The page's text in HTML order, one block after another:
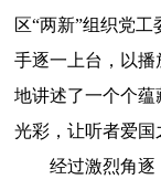
区“两新”组织党
手逐一上台，以
地讲述了一个个
光彩，让听者爱国
经过激烈角逐